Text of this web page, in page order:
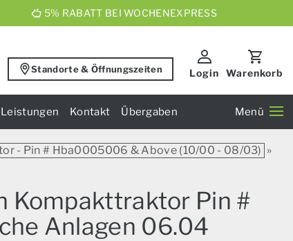
5% RABATT BEI WOCHENEXPRESS
Standorte & Öffnungszeiten Login Warenkorb
Kontakt Übergaben Menü
- Pin # Hba0005006 & Above (10/00 - 08/03) »
Kompakttraktor Pin #
Anlagen 06.04